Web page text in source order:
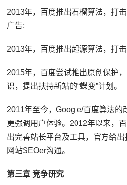
2013年，百度推出石榴算法，打
广告;
2013年，百度推出起源算法，打
2015年，百度尝试推出原创保护
识，提出扶持新站的“蝶变”计划。
2011年至今，Google/百度算法的
更强调用户体验。2012年以来，
出完善站长平台及工具，官方给
网站SEOer沟通。
第三章 竞争研究